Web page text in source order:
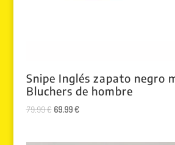
Snipe Inglés zapato negro
Bluchers de hombre
79.99€ El
69.99€El